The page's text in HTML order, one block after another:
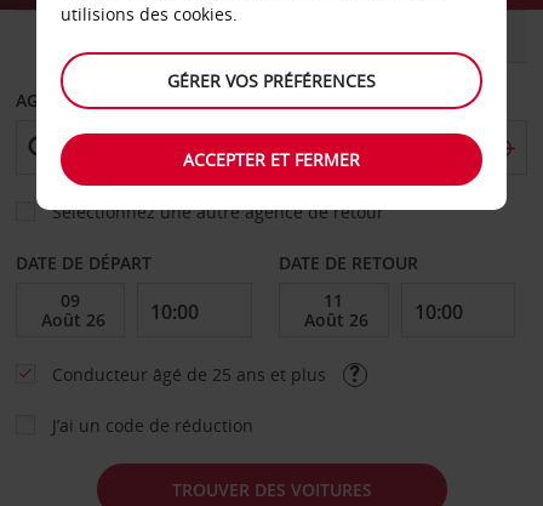
AGENCE DE DÉPART
Sélectionnez une autre agence de retour
DATE DE DÉPART DATE DE RETOUR
Conducteur âgé de 25 ans et plus
J’ai un code de réduction
TROUVER DES VOITURES
utilisions des cookies.
GÉRER VOS PRÉFÉRENCES
ACCEPTER ET FERMER